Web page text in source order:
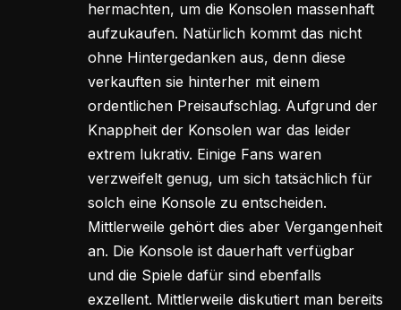
hermachten, um die Konsolen massenhaft
aufzukaufen. Natürlich kommt das nicht
ohne Hintergedanken aus, denn diese
verkauften sie hinterher mit einem
ordentlichen Preisaufschlag. Aufgrund der
Knappheit der Konsolen war das leider
extrem lukrativ. Einige Fans waren
verzweifelt genug, um sich tatsächlich für
solch eine Konsole zu entscheiden.
Mittlerweile gehört dies aber Vergangenheit
an. Die Konsole ist dauerhaft verfügbar
und die Spiele dafür sind ebenfalls
exzellent. Mittlerweile diskutiert man bereits